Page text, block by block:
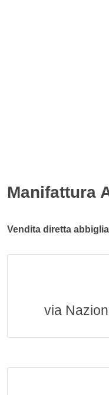
Manifattura
Vendita diretta
via